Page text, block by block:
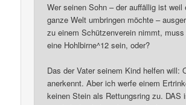
Wer seinen Sohn – der auffällig ist weil
ganze Welt umbringen möchte –
zu einem Schützenverein nimmt,
eine Hohlbirne^12 sein, oder?
Das der Vater seinem Kind helfen will:
anerkennt. Aber ich werfe einem
keinen Stein als Rettungsring zu. DAS